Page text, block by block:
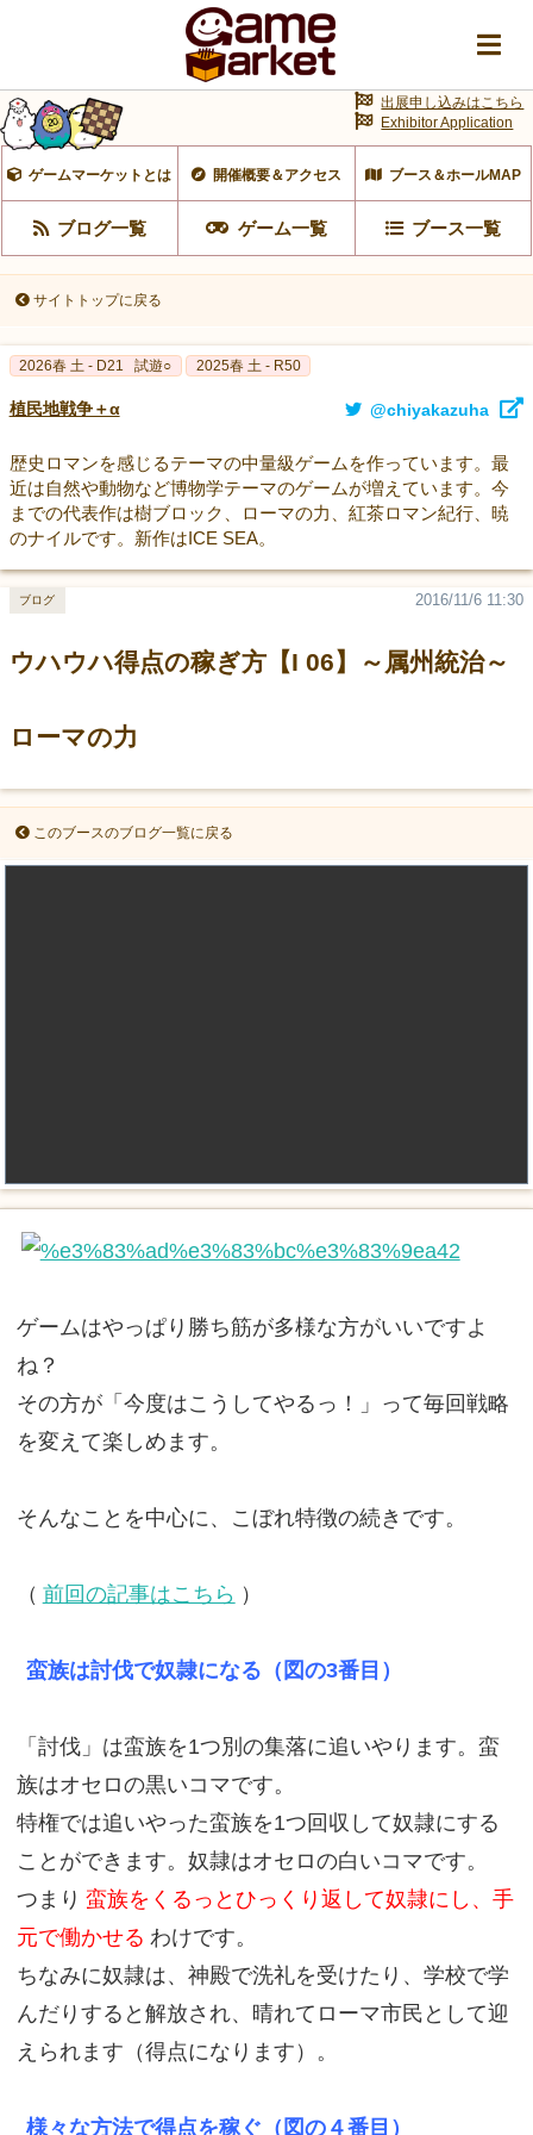
ゲームマーケットとは 開催概要＆アクセス ブース＆ホールMAP
ブログ一覧 ゲーム一覧 ブース一覧
出展申し込みはこちら
Exhibitor Application
サイトトップに戻る
2026春 土 - D21 試遊○ 2025春 土 - R50
植民地戦争＋α @chiyakazuha
歴史ロマンを感じるテーマの中量級ゲームを作っています。最
近は自然や動物など博物学テーマのゲームが増えています。今
までの代表作は樹ブロック、ローマの力、紅茶ロマン紀行、暁
のナイルです。新作はICE SEA。
ウハウハ得点の稼ぎ方【I 06】～属州統治～
ローマの力
2016/11/6 11:30
ブログ
このブースのブログ一覧に戻る
ゲームはやっぱり勝ち筋が多様な方がいいですよ
ね？
その方が「今度はこうしてやるっ！」って毎回戦略
を変えて楽しめます。
そんなことを中心に、こぼれ特徴の続きです。
（ 前回の記事はこちら ）
蛮族は討伐で奴隷になる（図の3番目）
「討伐」は蛮族を1つ別の集落に追いやります。蛮
族はオセロの黒いコマです。
特権では追いやった蛮族を1つ回収して奴隷にする
ことができます。奴隷はオセロの白いコマです。
つまり 蛮族をくるっとひっくり返して奴隷にし、手
元で働かせる わけです。
ちなみに奴隷は、神殿で洗礼を受けたり、学校で学
んだりすると解放され、晴れてローマ市民として迎
えられます（得点になります）。
様々な方法で得点を稼ぐ（図の４番目）